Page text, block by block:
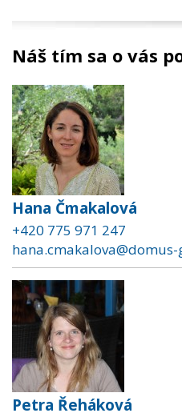
Náš tím sa o vás
Hana Čmakalová
+420 775 971 247
Petra Řeháková